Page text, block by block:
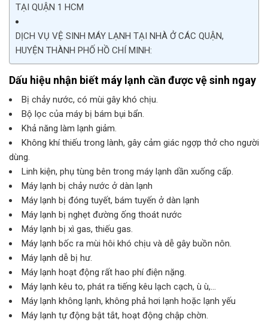
TẠI QUẬN 1 HCM
DỊCH VỤ VỆ SINH MÁY LẠNH TẠI NHÀ Ở CÁC QUẬN,
HUYỆN THÀNH PHỐ HỒ CHÍ MINH:
Dấu hiệu nhận biết máy lạnh cần được vệ sinh ngay
Bị chảy nước, có mùi gây khó chịu.
Bộ lọc của máy bị bám bụi bẩn.
Khả năng làm lạnh giảm.
Không khí thiếu trong lành, gây cảm giác ngợp thở cho người
dùng.
Linh kiện, phụ tùng bên trong máy lạnh dần xuống cấp.
Máy lạnh bị chảy nước ở dàn lạnh
Máy lạnh bị đóng tuyết, bám tuyến ở dàn lạnh
Máy lạnh bị nghẹt đường ống thoát nước
Máy lạnh bị xì gas, thiếu gas.
Máy lạnh bốc ra mùi hôi khó chịu và dễ gây buồn nôn.
Máy lạnh dễ bị hư.
Máy lạnh hoạt động rất hao phí điện nặng.
Máy lạnh kêu to, phát ra tiếng kêu lạch cạch, ù ù,…
Máy lạnh không lạnh, không phả hơi lạnh hoặc lạnh yếu
Máy lạnh tự động bật tắt, hoạt động chập chờn.